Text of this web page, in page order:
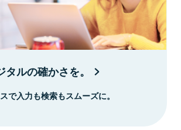
ルの確かさを。
で入力も検索もスムーズに。